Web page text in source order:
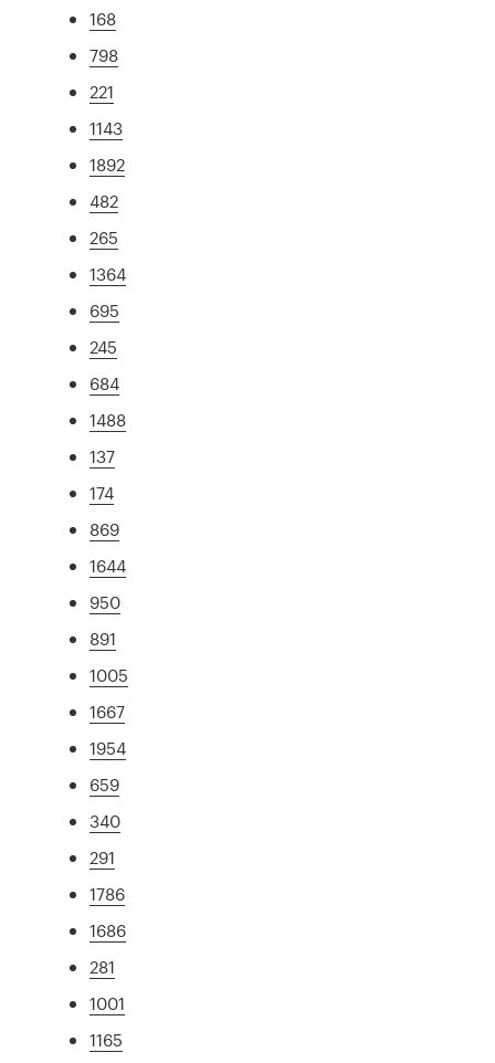
168
798
221
1143
1892
482
265
1364
695
245
684
1488
137
174
869
1644
950
891
1005
1667
1954
659
340
291
1786
1686
281
1001
1165